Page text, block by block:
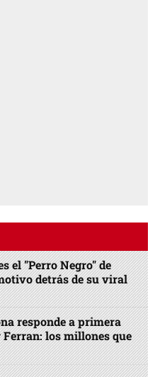
el "Perro Negro" de
detrás de su viral
responde a primera
Ferran: los millones que